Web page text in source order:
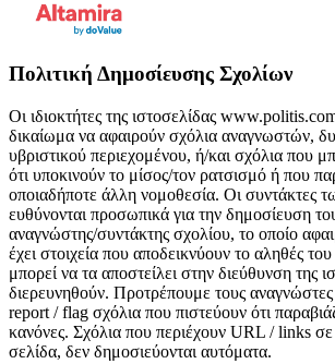
Πολιτική Δημοσίευσης Σχολίων
Οι ιδιοκτήτες της ιστοσελίδας
δικαίωμα να αφαιρούν σχόλια αναγνωστών,
υβριστικού περιεχομένου, ή/και σχόλια που
ότι υποκινούν το μίσος/τον ρατσισμό ή που
οποιαδήποτε άλλη νομοθεσία. Οι συντάκτες
ευθύνονται προσωπικά για την δημοσίευση
αναγνώστης/συντάκτης σχολίου, το οποίο
έχει στοιχεία που αποδεικνύουν το αληθές
μπορεί να τα αποστείλει στην διεύθυνση της
διερευνηθούν. Προτρέπουμε τους
report / flag σχόλια που πιστεύουν ότι
κανόνες. Σχόλια που περιέχουν URL / links σε
σελίδα, δεν δημοσιεύονται αυτόματα.